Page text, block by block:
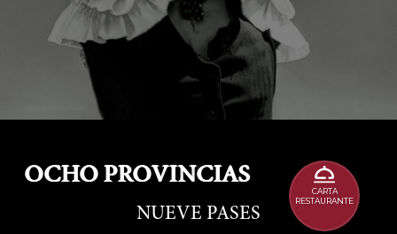
CARTA
RESTAURANTE
OCHO PROVINCIAS
NUEVE PASES